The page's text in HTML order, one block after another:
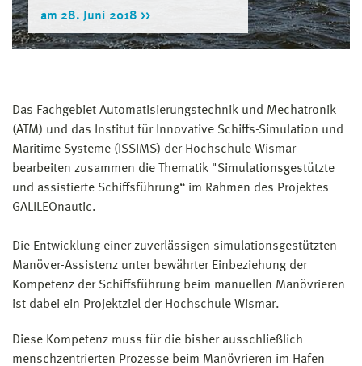
am 28. Juni 2018
Das Fachgebiet Automatisierungstechnik und Mechatronik
(ATM) und das Institut für Innovative Schiffs-Simulation und
Maritime Systeme (ISSIMS) der Hochschule Wismar
bearbeiten zusammen die Thematik "Simulationsgestützte
und assistierte Schiffsführung“ im Rahmen des Projektes
GALILEOnautic.
Die Entwicklung einer zuverlässigen simulationsgestützten
Manöver-Assistenz unter bewährter Einbeziehung der
Kompetenz der Schiffsführung beim manuellen Manövrieren
ist dabei ein Projektziel der Hochschule Wismar.
Diese Kompetenz muss für die bisher ausschließlich
menschzentrierten Prozesse beim Manövrieren im Hafen